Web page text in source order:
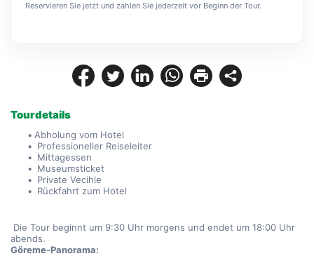
Tourdetails
Abholung vom Hotel
Professioneller Reiseleiter
Mittagessen
Museumsticket
Private Vecihle
Rückfahrt zum Hotel
abends.
Göreme-Panorama:
Reservieren Sie jetzt und zahlen Sie jederzeit vor Beginn der Tour.